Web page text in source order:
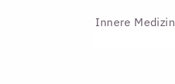
Innere Medizin